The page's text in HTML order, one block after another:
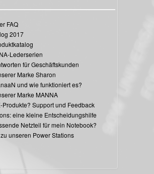
FAQ
2017
Lederserien
für Geschäftskunden
Marke Sharon
und wie funktioniert es?
Marke MANNA
Produkte? Support und Feedback
eine kleine Entscheidungshilfe
Netzteil für mein Notebook?
unseren Power Stations